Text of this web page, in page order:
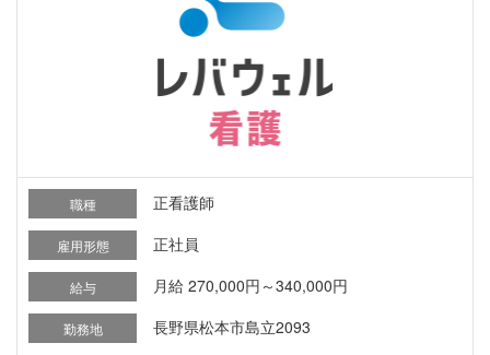
職種 正看護師
雇用形態 正社員
給与 月給 270,000円～340,000円
勤務地 長野県松本市島立2093